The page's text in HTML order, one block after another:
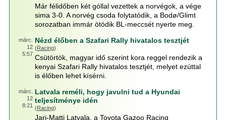
Már félidőben két góllal vezettek a norvégok, a vége
sima 3-0. A norvég csoda folytatódik, a Bodø/Glimt
sorozatban immár ötödik BL-meccsét nyerte meg.
márc.
12
5:57
Nézd élőben a Szafari Rally hivatalos tesztjét
(Racing)
Csütörtök, magyar idő szerint kora reggel rendezik a
kenyai Szafari Rally hivatalos tesztjét, melyet ezúttal
is élőben lehet kísérni.
márc.
12
8:21
Latvala reméli, hogy javulni tud a Hyundai
teljesítménye idén
(Racing)
Jari-Matti Latvala, a Toyota Gazoo Racing